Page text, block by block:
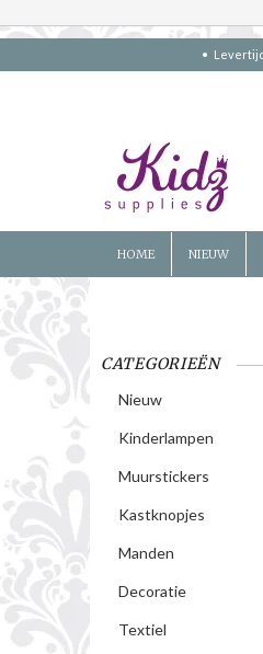
HOME NIEUW
CATEGORIEËN
Nieuw
Kinderlampen
Muurstickers
Kastknopjes
Manden
Decoratie
Textiel